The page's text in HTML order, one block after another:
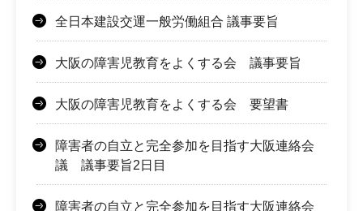
全日本建設交運一般労働組合 議事要旨
大阪の障害児教育をよくする会 議事要旨
大阪の障害児教育をよくする会 要望書
障害者の自立と完全参加を目指す大阪連絡会
議 議事要旨2日目
障害者の自立と完全参加を目指す大阪連絡会